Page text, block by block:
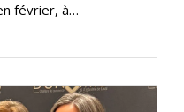
février, à…